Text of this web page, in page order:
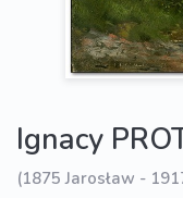
Ignacy
(1875 Jarosław -